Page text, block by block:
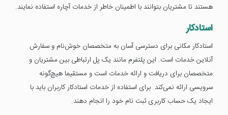
هستند تا مشتریان بتوانند با اطمینان خاطر از خدمات آچاره استفاده نمایند.
استادکار
استادکار مکانی برای دسترسی آسان به متخصصان خوش‌نام و سفارش
آنلاین خدمات است. این پلتفرم مانند یک پل ارتباطی بین مشتریان و
متخصصان برای دریافت و ارائه خدمات است و مستقیما هیچ‌گونه
سرویسی ارائه نمی‌کند. برای استفاده از خدمات استادکار کاربران باید با
ایجاد یک حساب کاربری ثبت نام خود را انجام دهند.